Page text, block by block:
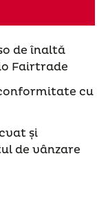
de înaltă
Fairtrade
cu
și
de vânzare